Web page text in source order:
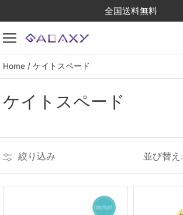
to
content
全国送料無料
Home / ケイトスペード
ケイトスペード
絞り込み 並び替え: